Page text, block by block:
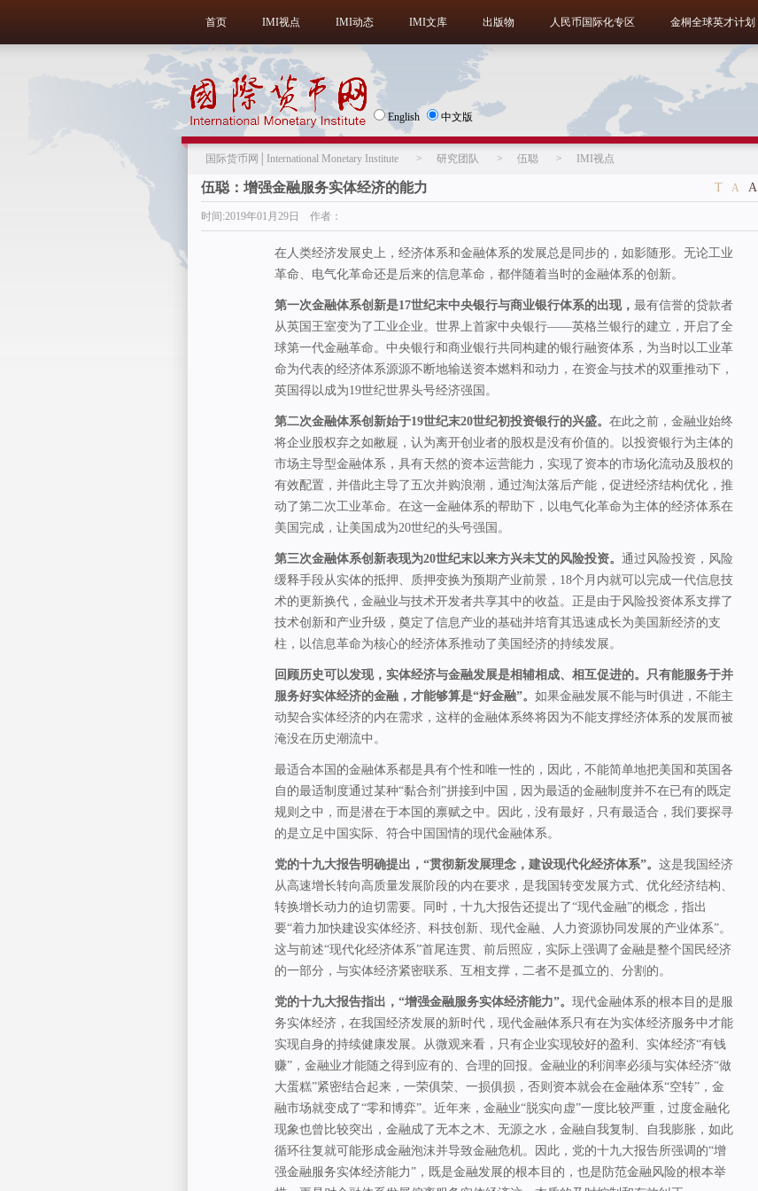
首页 IMI视点 IMI动态 IMI文库 出版物 人民币国际化专区 金桐全球英才计划
English 中文版
国际货币网│International Monetary Institute > 研究团队 > 伍聪 > IMI视点
A
A
T
伍聪：增强金融服务实体经济的能力
时间:2019年01月29日 作者：
在人类经济发展史上，经济体系和金融体系的发展总是同步的，如影随形。无论工业
革命、电气化革命还是后来的信息革命，都伴随着当时的金融体系的创新。
第一次金融体系创新是17世纪末中央银行与商业银行体系的出现， 最有信誉的贷款者
从英国王室变为了工业企业。世界上首家中央银行——英格兰银行的建立，开启了全
球第一代金融革命。中央银行和商业银行共同构建的银行融资体系，为当时以工业革
命为代表的经济体系源源不断地输送资本燃料和动力，在资金与技术的双重推动下，
英国得以成为19世纪世界头号经济强国。
第二次金融体系创新始于19世纪末20世纪初投资银行的兴盛。 在此之前，金融业始终
将企业股权弃之如敝屣，认为离开创业者的股权是没有价值的。以投资银行为主体的
市场主导型金融体系，具有天然的资本运营能力，实现了资本的市场化流动及股权的
有效配置，并借此主导了五次并购浪潮，通过淘汰落后产能，促进经济结构优化，推
动了第二次工业革命。在这一金融体系的帮助下，以电气化革命为主体的经济体系在
美国完成，让美国成为20世纪的头号强国。
第三次金融体系创新表现为20世纪末以来方兴未艾的风险投资。 通过风险投资，风险
缓释手段从实体的抵押、质押变换为预期产业前景，18个月内就可以完成一代信息技
术的更新换代，金融业与技术开发者共享其中的收益。正是由于风险投资体系支撑了
技术创新和产业升级，奠定了信息产业的基础并培育其迅速成长为美国新经济的支
柱，以信息革命为核心的经济体系推动了美国经济的持续发展。
回顾历史可以发现，实体经济与金融发展是相辅相成、相互促进的。只有能服务于并
服务好实体经济的金融，才能够算是“好金融”。 如果金融发展不能与时俱进，不能主
动契合实体经济的内在需求，这样的金融体系终将因为不能支撑经济体系的发展而被
淹没在历史潮流中。
最适合本国的金融体系都是具有个性和唯一性的，因此，不能简单地把美国和英国各
自的最适制度通过某种“黏合剂”拼接到中国，因为最适的金融制度并不在已有的既定
规则之中，而是潜在于本国的禀赋之中。因此，没有最好，只有最适合，我们要探寻
的是立足中国实际、符合中国国情的现代金融体系。
党的十九大报告明确提出，“贯彻新发展理念，建设现代化经济体系”。 这是我国经济
从高速增长转向高质量发展阶段的内在要求，是我国转变发展方式、优化经济结构、
转换增长动力的迫切需要。同时，十九大报告还提出了“现代金融”的概念，指出
要“着力加快建设实体经济、科技创新、现代金融、人力资源协同发展的产业体系”。
这与前述“现代化经济体系”首尾连贯、前后照应，实际上强调了金融是整个国民经济
的一部分，与实体经济紧密联系、互相支撑，二者不是孤立的、分割的。
党的十九大报告指出，“增强金融服务实体经济能力”。 现代金融体系的根本目的是服
务实体经济，在我国经济发展的新时代，现代金融体系只有在为实体经济服务中才能
实现自身的持续健康发展。从微观来看，只有企业实现较好的盈利、实体经济“有钱
赚”，金融业才能随之得到应有的、合理的回报。金融业的利润率必须与实体经济“做
大蛋糕”紧密结合起来，一荣俱荣、一损俱损，否则资本就会在金融体系“空转”，金
融市场就变成了“零和博弈”。近年来，金融业“脱实向虚”一度比较严重，过度金融化
现象也曾比较突出，金融成了无本之木、无源之水，金融自我复制、自我膨胀，如此
循环往复就可能形成金融泡沫并导致金融危机。因此，党的十九大报告所强调的“增
强金融服务实体经济能力”，既是金融发展的根本目的，也是防范金融风险的根本举